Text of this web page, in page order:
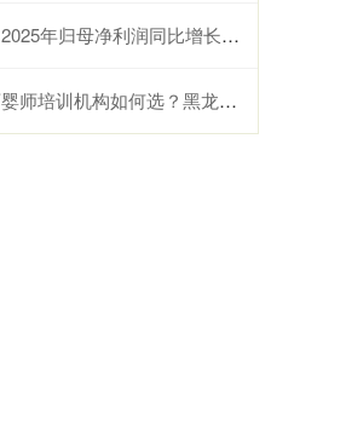
年归母净利润同比增长21.69%
如何选？黑龙江哈尔滨晨光学校口碑出众